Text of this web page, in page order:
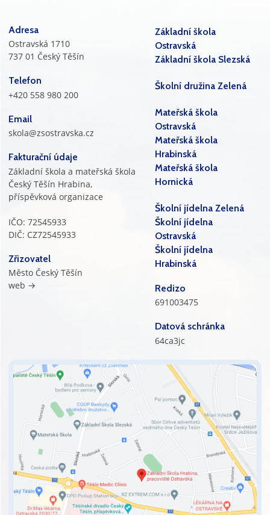
Adresa
Ostravská 1710
737 01 Český Těšín
Telefon
+420 558 980 200
Email
skola@zsostravska.cz
Fakturační údaje
Základní škola a mateřská škola
Český Těšín Hrabina,
příspěvková organizace
IČO: 72545933
DIČ: CZ72545933
Zřizovatel
Město Český Těšín
web →
Základní škola
Ostravská
Základní škola Slezská
Školní družina Zelená
Mateřská škola
Ostravská
Mateřská škola
Hrabinská
Mateřská škola
Hornická
Školní jídelna Zelená
Školní jídelna
Ostravská
Školní jídelna
Hrabinská
Redizo
691003475
Datová schránka
64ca3jc